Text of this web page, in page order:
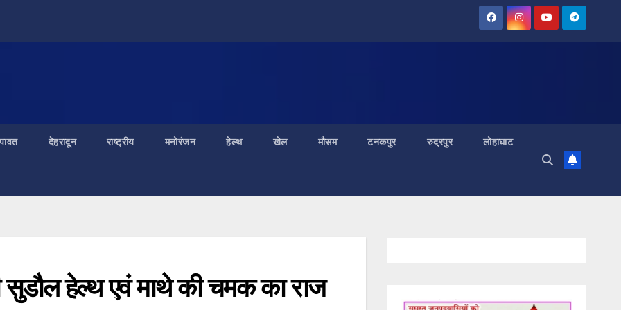
देहरादून राष्ट्रीय मनोरंजन हेल्थ खेल मौसम टनकपुर रुद्रपुर लोहाघाट
हेल्थ एवं माथे की चमक का राज